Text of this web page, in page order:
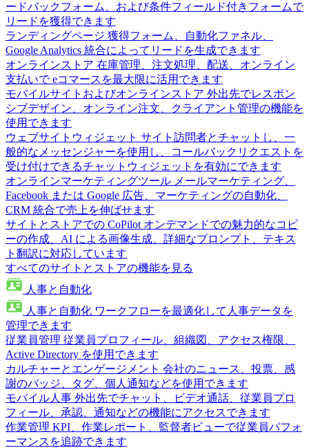
ードバックフォーム、および条件フィールド付きフォームで
リードを獲得できます
ランディングページ 獲得フォーム、自動化ファネル、
Google Analytics 統合によってリードを生成できます
オンラインストア 在庫管理、注文処理、配送、オンライン
支払いで eコマースを最大限に活用できます
モバイルサイトおよびオンラインストア 外出先でレスポン
シブデザイン、オンライン注文、クライアント管理の機能を
使用できます
ウェブサイトウィジェット サイト訪問者とチャットし、一
般的なメッセンジャーを使用し、コールバックリクエストを
受け付けできるチャットウィジェットを有効にできます
オンラインマーケティングツール メールマーケティング、
Facebook または Google 広告、マーケティングの自動化、
CRM 統合で売上を伸ばせます
サイトとストアでの CoPilot オンデマンドでの魅力的なコピ
ーの作成、AI による画像生成、詳細なプロンプト、テキス
ト翻訳に対応しています
すべてのサイトとストアの機能を見る
人事と自動化
人事と自動化 ワークフローを最適化して人事データを
管理できます
従業員管理 従業員プロフィール、組織図、アクセス権限、
Active Directory を使用できます
カルチャーとエンゲージメント 会社のニュース、投票、感
謝のバッジ、タグ、個人通知などを使用できます
モバイル人事 外出先でチャット、ビデオ通話、従業員プロ
フィール、承認、通知などの機能にアクセスできます
作業管理 KPI、作業レポート、監督者ビューで従業員パフォ
ーマンスを追跡できます